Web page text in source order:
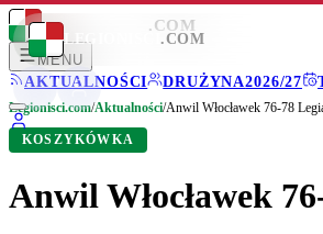
LEGIONISCI .COM
MENU
AKTUALNOŚCI
DRUŻYNA2026/27
LEGIONISCI .COM
Legionisci.com/Aktualności/Anwil Włocławek 76-78
KOSZYKÓWKA
Anwil Włocławek